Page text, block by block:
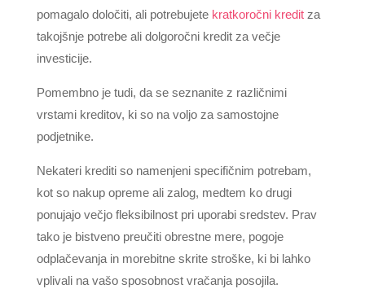
pomagalo določiti, ali potrebujete kratkoročni kreditza
takojšnje potrebe ali dolgoročni kredit za večje
investicije.
Pomembno je tudi, da se seznanite z različnimi
vrstami kreditov, ki so na voljo za samostojne
podjetnike.
Nekateri krediti so namenjeni specifičnim potrebam,
kot so nakup opreme ali zalog, medtem ko drugi
ponujajo večjo fleksibilnost pri uporabi sredstev. Prav
tako je bistveno preučiti obrestne mere, pogoje
odplačevanja in morebitne skrite stroške, ki bi lahko
vplivali na vašo sposobnost vračanja posojila.